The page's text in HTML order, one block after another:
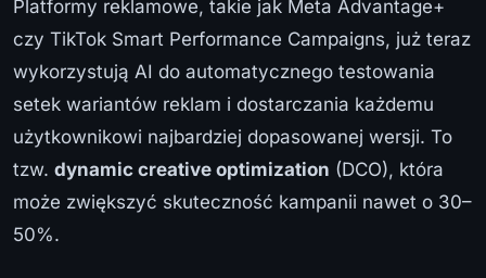
Platformy reklamowe, takie jak Meta Advantage+
czy TikTok Smart Performance Campaigns, już teraz
wykorzystują AI do automatycznego testowania
setek wariantów reklam i dostarczania każdemu
użytkownikowi najbardziej dopasowanej wersji. To
tzw. dynamic creative optimization (DCO), która
może zwiększyć skuteczność kampanii nawet o 30–
50%.